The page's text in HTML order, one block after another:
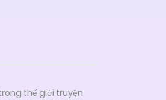
thế giới truyện